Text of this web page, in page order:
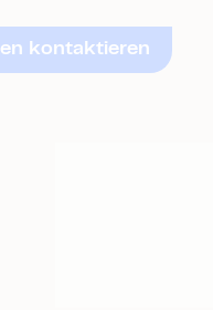
kontaktieren